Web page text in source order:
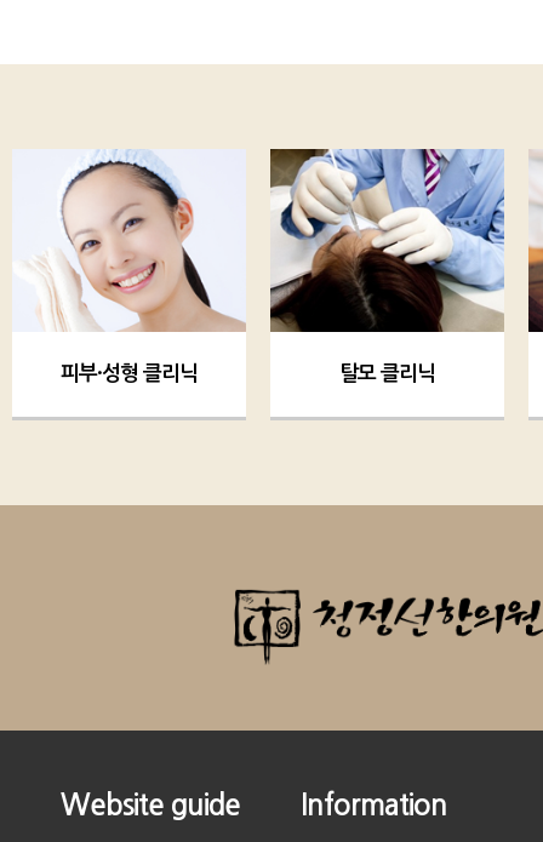
피부·성형 클리닉 탈모 클리닉
Website guide Information